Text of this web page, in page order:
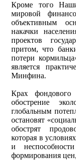
Кроме того
мировой
объективным
накачки
проектов
притом, что
потери
является
Минфина.
Крах
обострение
глобальным
остановят
обострят
которая в
и
формирования